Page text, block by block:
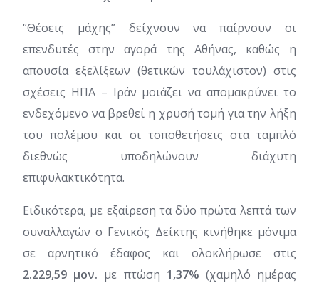
“Θέσεις μάχης” δείχνουν να παίρνουν οι
επενδυτές στην αγορά της Αθήνας, καθώς η
απουσία εξελίξεων (θετικών τουλάχιστον) στις
σχέσεις ΗΠΑ – Ιράν μοιάζει να απομακρύνει το
ενδεχόμενο να βρεθεί η χρυσή τομή για την λήξη
του πολέμου και οι τοποθετήσεις στα ταμπλό
διεθνώς υποδηλώνουν διάχυτη
επιφυλακτικότητα.
Ειδικότερα, με εξαίρεση τα δύο πρώτα λεπτά των
συναλλαγών ο Γενικός Δείκτης κινήθηκε μόνιμα
σε αρνητικό έδαφος και ολοκλήρωσε στις
2.229,59 μον. με πτώση 1,37% (χαμηλό ημέρας